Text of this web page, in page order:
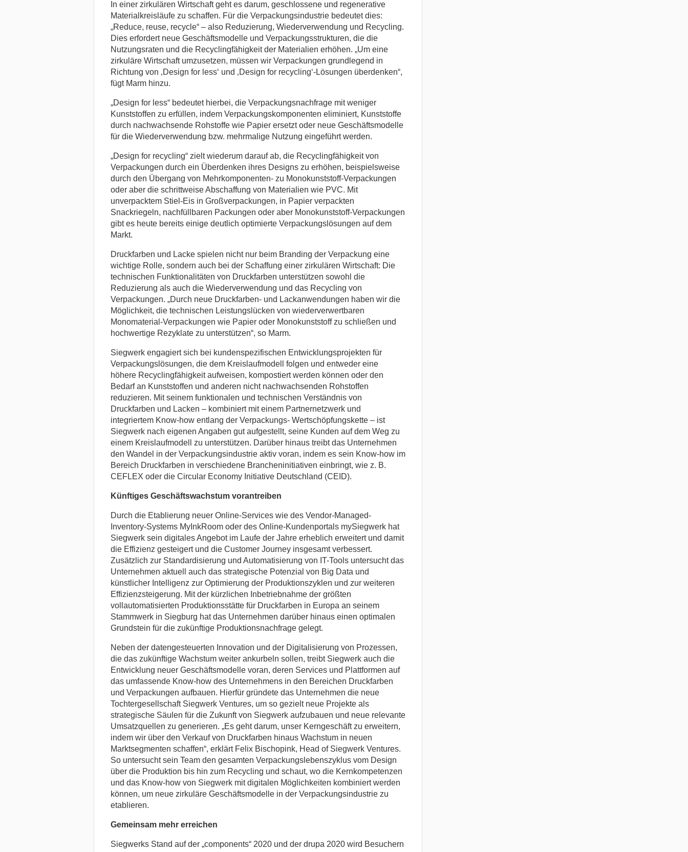
In einer zirkulären Wirtschaft geht es darum, geschlossene und regenerative
Materialkreisläufe zu schaffen. Für die Verpackungsindustrie bedeutet dies:
„Reduce, reuse, recycle“ – also Reduzierung, Wiederverwendung und Recycling.
Dies erfordert neue Geschäftsmodelle und Verpackungsstrukturen, die die
Nutzungsraten und die Recyclingfähigkeit der Materialien erhöhen. „Um eine
zirkuläre Wirtschaft umzusetzen, müssen wir Verpackungen grundlegend in
Richtung von ‚Design for less‘ und ‚Design for recycling‘-Lösungen überdenken“,
fügt Marm hinzu.
„Design for less“ bedeutet hierbei, die Verpackungsnachfrage mit weniger
Kunststoffen zu erfüllen, indem Verpackungskomponenten eliminiert, Kunststoffe
durch nachwachsende Rohstoffe wie Papier ersetzt oder neue Geschäftsmodelle
für die Wiederverwendung bzw. mehrmalige Nutzung eingeführt werden.
„Design for recycling“ zielt wiederum darauf ab, die Recyclingfähigkeit von
Verpackungen durch ein Überdenken ihres Designs zu erhöhen, beispielsweise
durch den Übergang von Mehrkomponenten- zu Monokunststoff-Verpackungen
oder aber die schrittweise Abschaffung von Materialien wie PVC. Mit
unverpacktem Stiel-Eis in Großverpackungen, in Papier verpackten
Snackriegeln, nachfüllbaren Packungen oder aber Monokunststoff-Verpackungen
gibt es heute bereits einige deutlich optimierte Verpackungslösungen auf dem
Markt.
Druckfarben und Lacke spielen nicht nur beim Branding der Verpackung eine
wichtige Rolle, sondern auch bei der Schaffung einer zirkulären Wirtschaft: Die
technischen Funktionalitäten von Druckfarben unterstützen sowohl die
Reduzierung als auch die Wiederverwendung und das Recycling von
Verpackungen. „Durch neue Druckfarben- und Lackanwendungen haben wir die
Möglichkeit, die technischen Leistungslücken von wiederverwertbaren
Monomaterial-Verpackungen wie Papier oder Monokunststoff zu schließen und
hochwertige Rezyklate zu unterstützen“, so Marm.
Siegwerk engagiert sich bei kundenspezifischen Entwicklungsprojekten für
Verpackungslösungen, die dem Kreislaufmodell folgen und entweder eine
höhere Recyclingfähigkeit aufweisen, kompostiert werden können oder den
Bedarf an Kunststoffen und anderen nicht nachwachsenden Rohstoffen
reduzieren. Mit seinem funktionalen und technischen Verständnis von
Druckfarben und Lacken – kombiniert mit einem Partnernetzwerk und
integriertem Know-how entlang der Verpackungs- Wertschöpfungskette – ist
Siegwerk nach eigenen Angaben gut aufgestellt, seine Kunden auf dem Weg zu
einem Kreislaufmodell zu unterstützen. Darüber hinaus treibt das Unternehmen
den Wandel in der Verpackungsindustrie aktiv voran, indem es sein Know-how im
Bereich Druckfarben in verschiedene Brancheninitiativen einbringt, wie z. B.
CEFLEX oder die Circular Economy Initiative Deutschland (CEID).
Künftiges Geschäftswachstum vorantreiben
Durch die Etablierung neuer Online-Services wie des Vendor-Managed-
Inventory-Systems MyInkRoom oder des Online-Kundenportals mySiegwerk hat
Siegwerk sein digitales Angebot im Laufe der Jahre erheblich erweitert und damit
die Effizienz gesteigert und die Customer Journey insgesamt verbessert.
Zusätzlich zur Standardisierung und Automatisierung von IT-Tools untersucht das
Unternehmen aktuell auch das strategische Potenzial von Big Data und
künstlicher Intelligenz zur Optimierung der Produktionszyklen und zur weiteren
Effizienzsteigerung. Mit der kürzlichen Inbetriebnahme der größten
vollautomatisierten Produktionsstätte für Druckfarben in Europa an seinem
Stammwerk in Siegburg hat das Unternehmen darüber hinaus einen optimalen
Grundstein für die zukünftige Produktionsnachfrage gelegt.
Neben der datengesteuerten Innovation und der Digitalisierung von Prozessen,
die das zukünftige Wachstum weiter ankurbeln sollen, treibt Siegwerk auch die
Entwicklung neuer Geschäftsmodelle voran, deren Services und Plattformen auf
das umfassende Know-how des Unternehmens in den Bereichen Druckfarben
und Verpackungen aufbauen. Hierfür gründete das Unternehmen die neue
Tochtergesellschaft Siegwerk Ventures, um so gezielt neue Projekte als
strategische Säulen für die Zukunft von Siegwerk aufzubauen und neue relevante
Umsatzquellen zu generieren. „Es geht darum, unser Kerngeschäft zu erweitern,
indem wir über den Verkauf von Druckfarben hinaus Wachstum in neuen
Marktsegmenten schaffen“, erklärt Felix Bischopink, Head of Siegwerk Ventures.
So untersucht sein Team den gesamten Verpackungslebenszyklus vom Design
über die Produktion bis hin zum Recycling und schaut, wo die Kernkompetenzen
und das Know-how von Siegwerk mit digitalen Möglichkeiten kombiniert werden
können, um neue zirkuläre Geschäftsmodelle in der Verpackungsindustrie zu
etablieren.
Gemeinsam mehr erreichen
Siegwerks Stand auf der „components“ 2020 und der drupa 2020 wird Besuchern